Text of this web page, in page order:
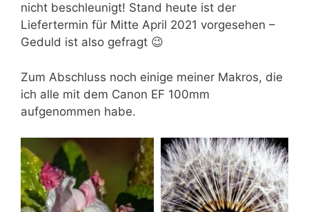
nicht beschleunigt! Stand heute ist der
Liefertermin für Mitte April 2021 vorgesehen –
Geduld ist also gefragt 😉
Zum Abschluss noch einige meiner Makros, die
ich alle mit dem Canon EF 100mm
aufgenommen habe.